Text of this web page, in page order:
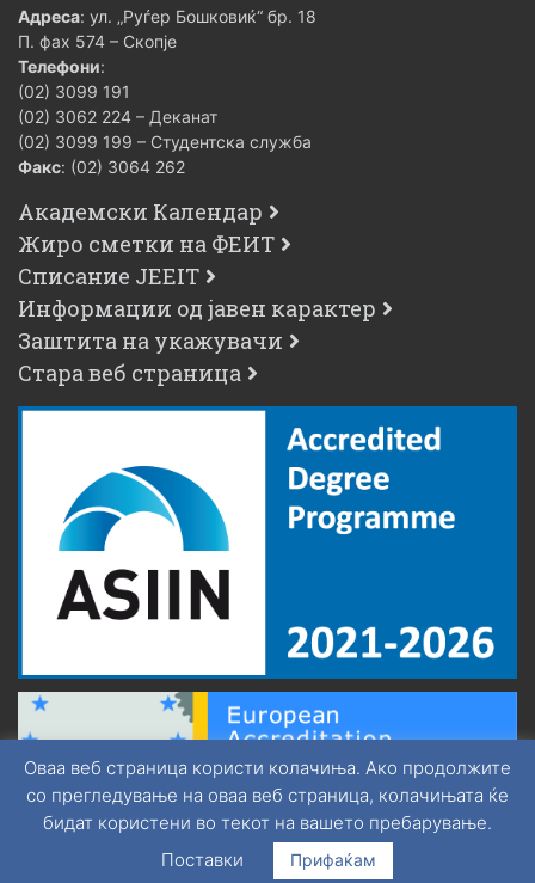
Адреса: ул. „Руѓер Бошковиќ“ бр. 18
П. фах 574 – Скопје
Телефони:
(02) 3099 191
(02) 3062 224 – Деканат
(02) 3099 199 – Студентска служба
Факс: (02) 3064 262
Академски Календар
Жиро сметки на ФЕИТ
Списание JEEIT
Информации од јавен карактер
Заштита на укажувачи
Стара веб страница
Оваа веб страница користи колачиња. Ако продолжите
со прегледување на оваа веб страница, колачињата ќе
бидат користени во текот на вашето пребарување.
Поставки
Прифаќам